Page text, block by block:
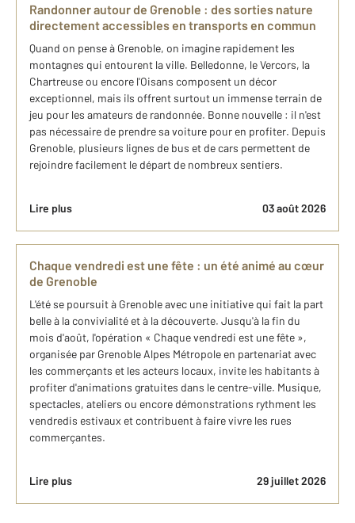
Randonner autour de Grenoble : des sorties nature
directement accessibles en transports en commun
Quand on pense à Grenoble, on imagine rapidement les
montagnes qui entourent la ville. Belledonne, le Vercors, la
Chartreuse ou encore l'Oisans composent un décor
exceptionnel, mais ils offrent surtout un immense terrain de
jeu pour les amateurs de randonnée. Bonne nouvelle : il n'est
pas nécessaire de prendre sa voiture pour en profiter. Depuis
Grenoble, plusieurs lignes de bus et de cars permettent de
rejoindre facilement le départ de nombreux sentiers.
Lire plus 03 août 2026
Chaque vendredi est une fête : un été animé au cœur
de Grenoble
L'été se poursuit à Grenoble avec une initiative qui fait la part
belle à la convivialité et à la découverte. Jusqu'à la fin du
mois d'août, l'opération « Chaque vendredi est une fête »,
organisée par Grenoble Alpes Métropole en partenariat avec
les commerçants et les acteurs locaux, invite les habitants à
profiter d'animations gratuites dans le centre-ville. Musique,
spectacles, ateliers ou encore démonstrations rythment les
vendredis estivaux et contribuent à faire vivre les rues
commerçantes.
Lire plus 29 juillet 2026